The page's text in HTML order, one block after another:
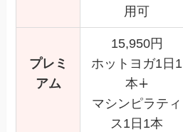
用可
プレミ
アム
15,950円
ホットヨガ1日1
本∔
マシンピラティ
ス1日1本